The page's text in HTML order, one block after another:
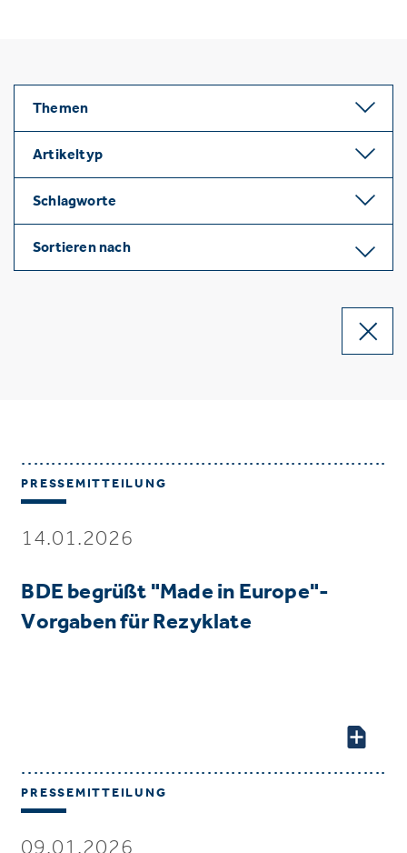
Themen
Artikeltyp
Schlagworte
Sortieren nach
PRESSEMITTEILUNG
14.01.2026
BDE begrüßt "Made in Europe"-
Vorgaben für Rezyklate
PRESSEMITTEILUNG
09.01.2026